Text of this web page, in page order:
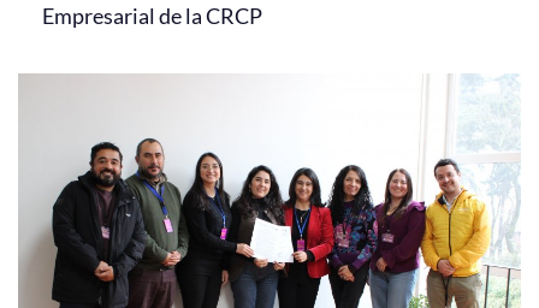
Empresarial de la CRCP